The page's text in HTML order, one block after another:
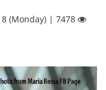
(Monday) | 7478